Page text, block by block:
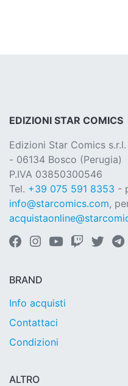
EDIZIONI STAR COMICS
Edizioni Star Comics
- 06134 Bosco (Perugia)
P.IVA 03850300546
Tel. +39 075 591 8353 -
info@starcomics.com,
BRAND
Info acquisti
Contattaci
Condizioni
ALTRO